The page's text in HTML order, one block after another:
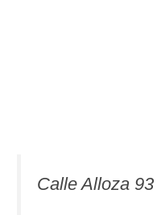
Calle Alloza 93